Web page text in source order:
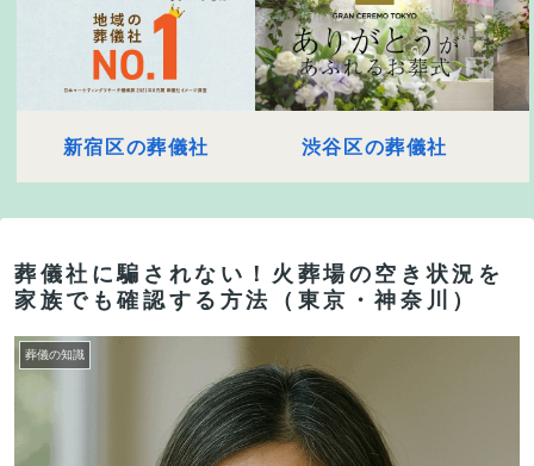
新宿区の葬儀社 渋谷区の葬儀社
葬儀社に騙されない！火葬場の空き状況を
家族でも確認する方法（東京・神奈川）
葬儀の知識